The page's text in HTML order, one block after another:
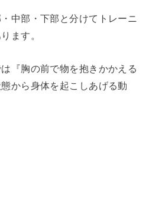
中部・下部と分けてトレーニ
ます。
『胸の前で物を抱きかかえる
から身体を起こしあげる動